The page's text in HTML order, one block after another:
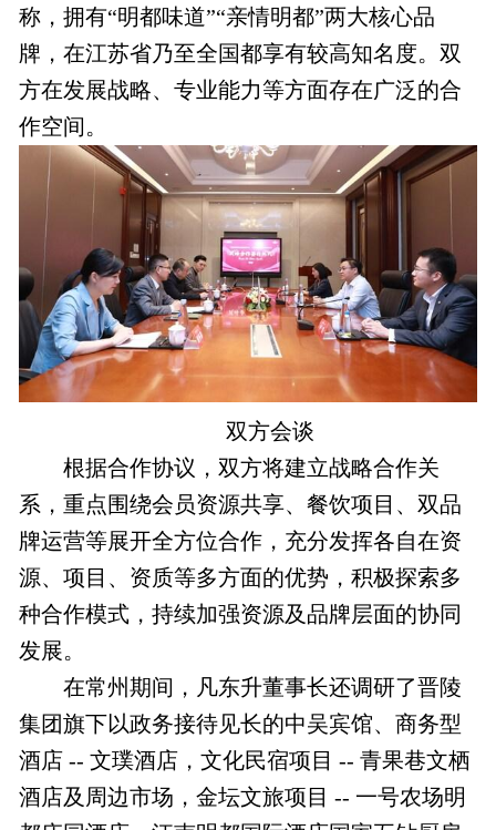
称，拥有“明都味道”“亲情明都”两大核心品
牌，在江苏省乃至全国都享有较高知名度。双
方在发展战略、专业能力等方面存在广泛的合
作空间。
双方会谈
根据合作协议，双方将建立战略合作关
系，重点围绕会员资源共享、餐饮项目、双品
牌运营等展开全方位合作，充分发挥各自在资
源、项目、资质等多方面的优势，积极探索多
种合作模式，持续加强资源及品牌层面的协同
发展。
在常州期间，凡东升董事长还调研了晋陵
集团旗下以政务接待见长的中吴宾馆、商务型
酒店 -- 文璞酒店，文化民宿项目 -- 青果巷文栖
酒店及周边市场，金坛文旅项目 -- 一号农场明